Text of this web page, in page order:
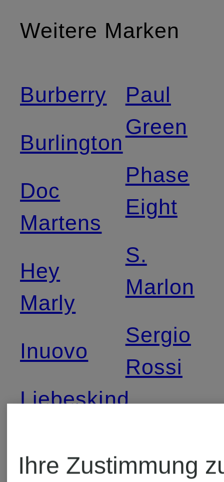
Weitere Marken
Burberry
Burlington
Doc
Martens
Hey
Marly
Inuovo
Liebeskind
Paul
Green
Phase
Eight
S.
Marlon
Sergio
Rossi
Ihre Zustimmung